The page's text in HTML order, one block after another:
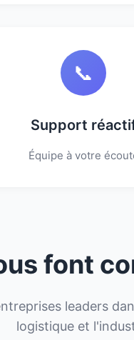
📞
Support
Équipe à votre
font
leaders
logistique et